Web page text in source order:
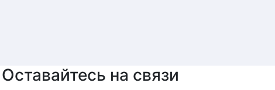
Оставайтесь на связи